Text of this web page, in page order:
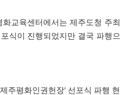
화교육센터에서는 제주도청 주최
식이 진행되었지만 결국 파행으
주평화인권헌장' 선포식 파행 현